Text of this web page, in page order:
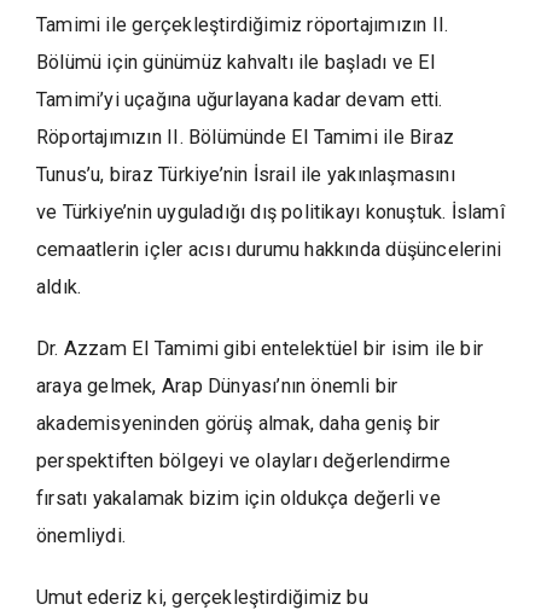
Tamimi ile gerçekleştirdiğimiz röportajımızın II.
Bölümü için günümüz kahvaltı ile başladı ve El
Tamimi’yi uçağına uğurlayana kadar devam etti.
Röportajımızın II. Bölümünde El Tamimi ile Biraz
Tunus’u, biraz Türkiye’nin İsrail ile yakınlaşmasını
ve Türkiye’nin uyguladığı dış politikayı konuştuk. İslamî
cemaatlerin içler acısı durumu hakkında düşüncelerini
aldık.
Dr. Azzam El Tamimi gibi entelektüel bir isim ile bir
araya gelmek, Arap Dünyası’nın önemli bir
akademisyeninden görüş almak, daha geniş bir
perspektiften bölgeyi ve olayları değerlendirme
fırsatı yakalamak bizim için oldukça değerli ve
önemliydi.
Umut ederiz ki, gerçekleştirdiğimiz bu